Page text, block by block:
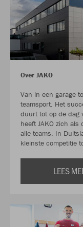
Over JAKO
Van in een garage
teamsport. Het
duurt tot op de dag
heeft JAKO zich
alle teams. In
kleinste competitie
LEES